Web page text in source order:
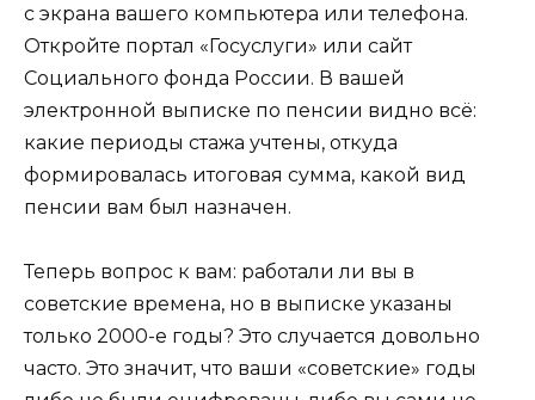
с экрана вашего компьютера или телефона.
Откройте портал «Госуслуги» или сайт
Социального фонда России. В вашей
электронной выписке по пенсии видно всё:
какие периоды стажа учтены, откуда
формировалась итоговая сумма, какой вид
пенсии вам был назначен.
Теперь вопрос к вам: работали ли вы в
советские времена, но в выписке указаны
только 2000-е годы? Это случается довольно
часто. Это значит, что ваши «советские» годы